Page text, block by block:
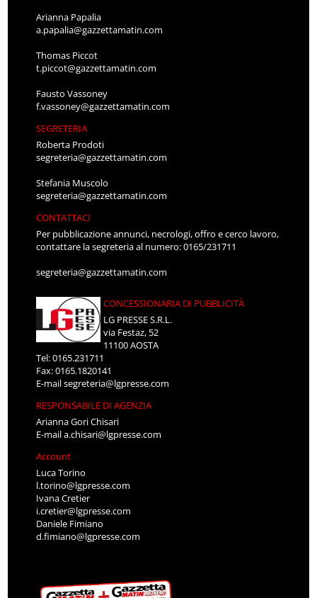
Arianna Papalia
a.papalia@gazzettamatin.com
Thomas Piccot
t.piccot@gazzettamatin.com
Fausto Vassoney
f.vassoney@gazzettamatin.com
SEGRETERIA
Roberta Prodoti
segreteria@gazzettamatin.com
Stefania Muscolo
segreteria@gazzettamatin.com
CONTATTACI
Per pubblicazione annunci, necrologi, offro e cerco lavoro,
contattare la segreteria al numero: 0165/231711
segreteria@gazzettamatin.com
CONCESSIONARIA DI PUBBLICITÀ
LG PRESSE S.R.L.
via Festaz, 52
11100 AOSTA
Tel: 0165.231711
Fax: 0165.1820141
E-mailsegreteria@lgpresse.com
RESPONSABILE DI AGENZIA
Arianna Gori Chisari
E-maila.chisari@lgpresse.com
Account
Luca Torino
l.torino@lgpresse.com
Ivana Cretier
i.cretier@lgpresse.com
Daniele Fimiano
d.fimiano@lgpresse.com